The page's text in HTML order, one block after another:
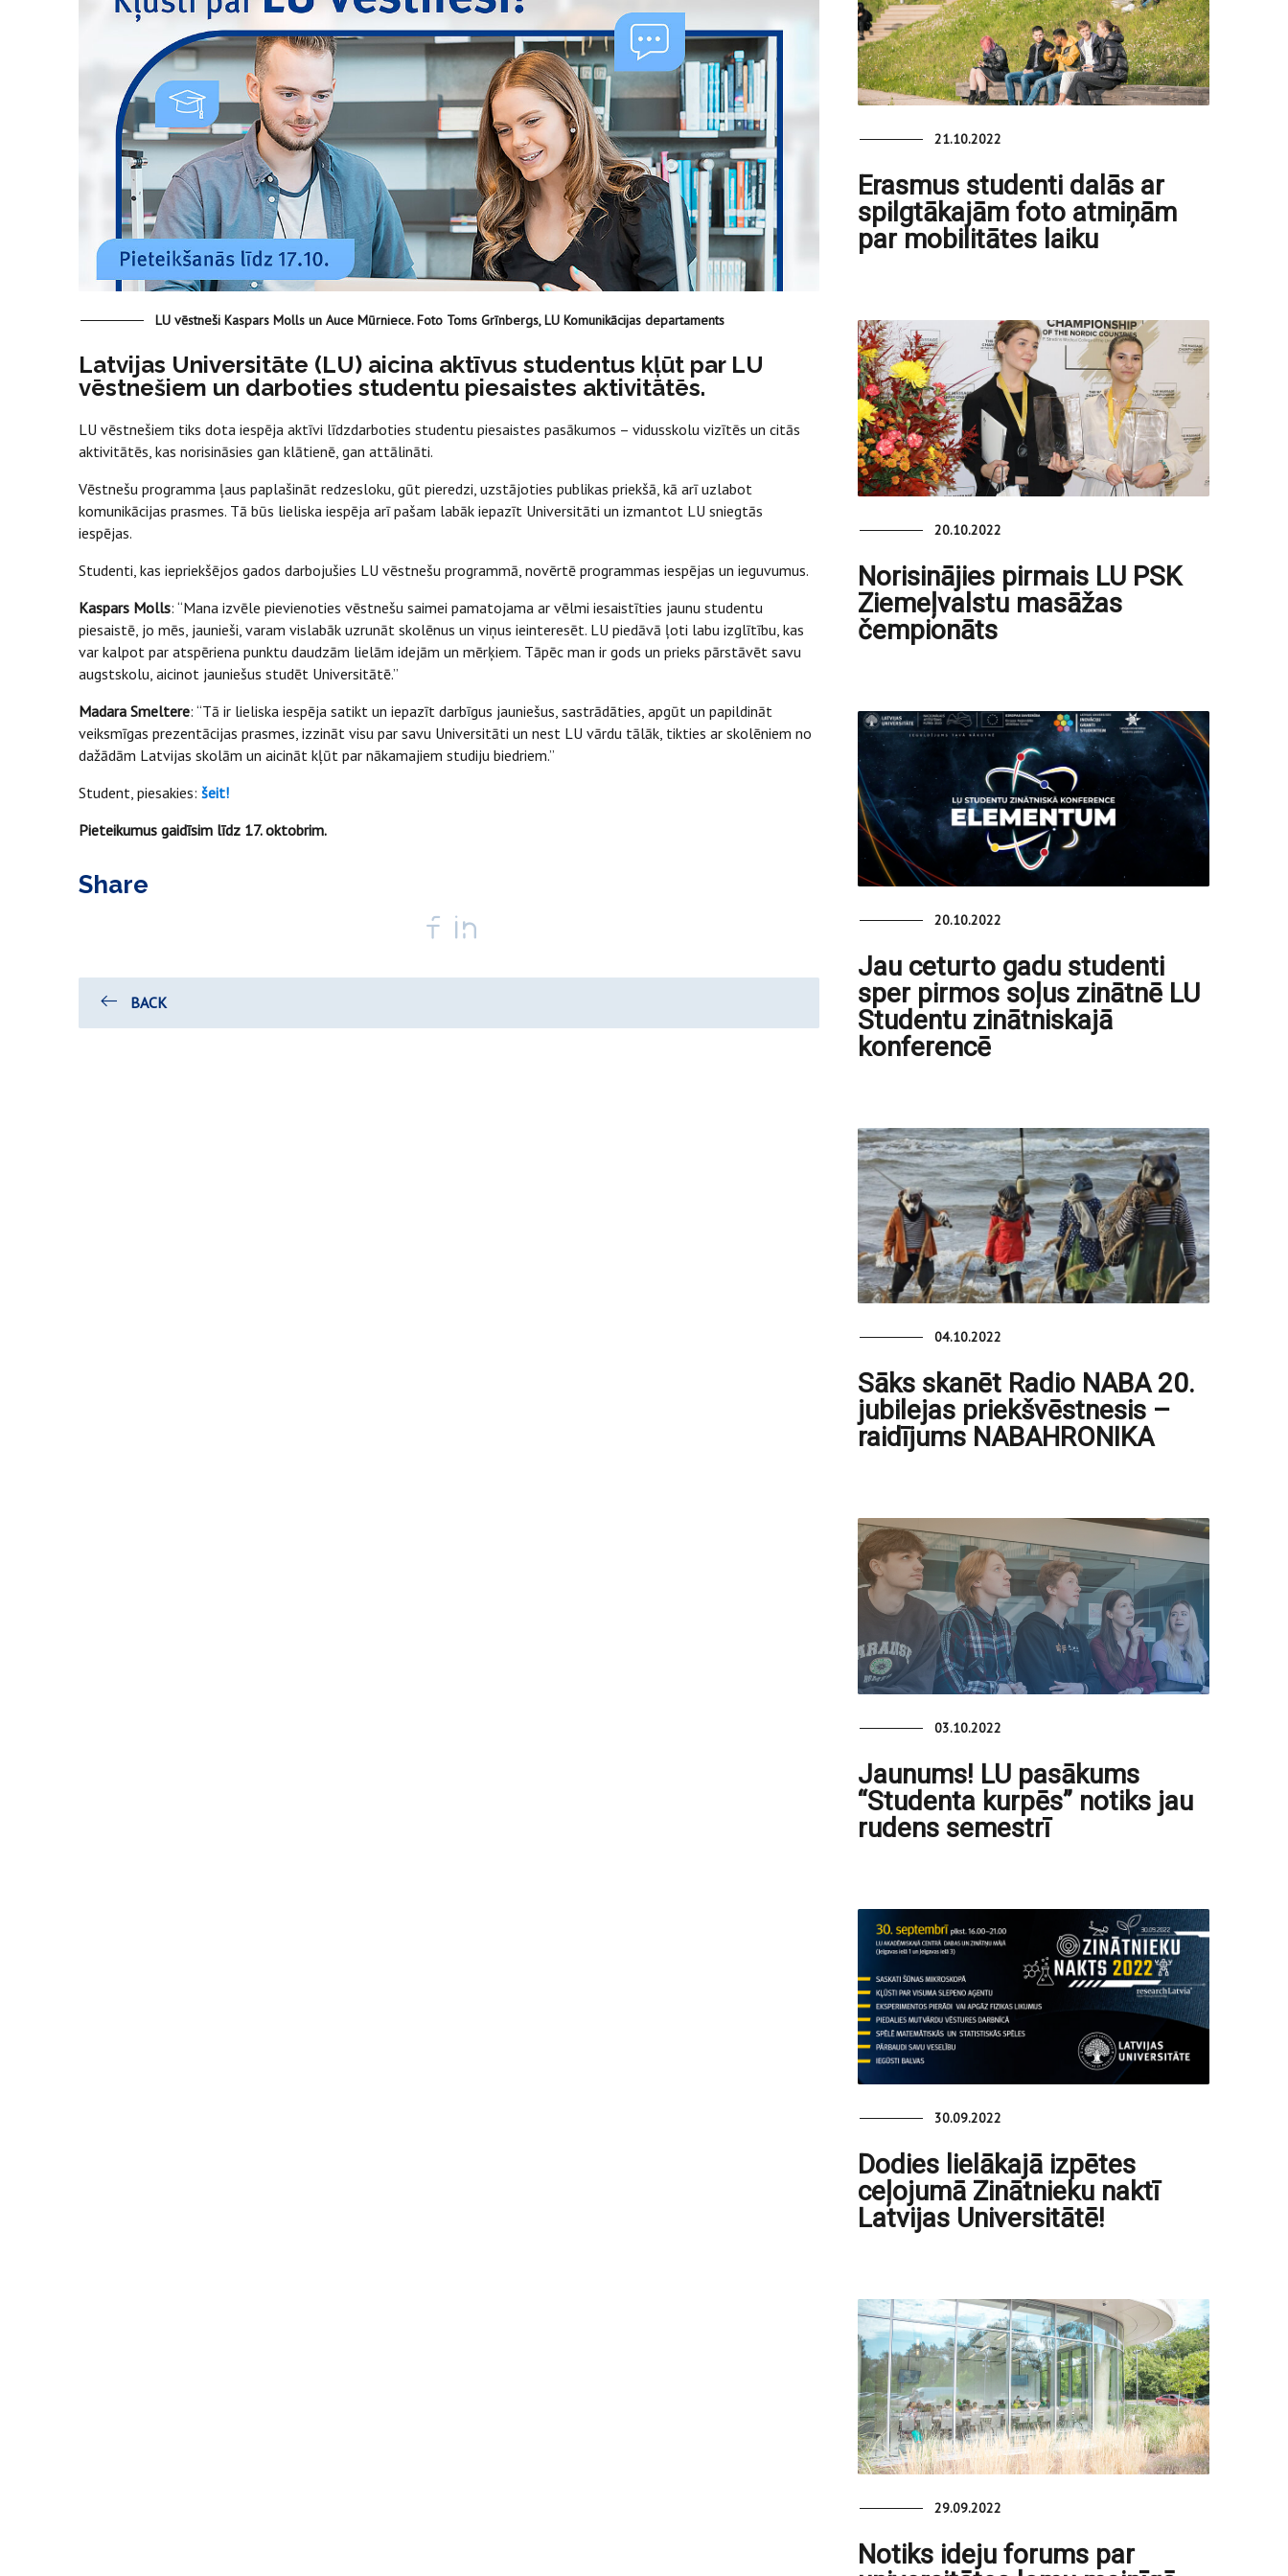
LU vēstneši Kaspars Molls un Auce Mūrniece. Foto Toms Grīnbergs, LU Komunikācijas departaments
Latvijas Universitāte (LU) aicina aktīvus studentus kļūt par LU
vēstnešiem un darboties studentu piesaistes aktivitātēs.
LU vēstnešiem tiks dota iespēja aktīvi līdzdarboties studentu piesaistes pasākumos – vidusskolu vizītēs un citās
aktivitātēs, kas norisināsies gan klātienē, gan attālināti.
Vēstnešu programma ļaus paplašināt redzesloku, gūt pieredzi, uzstājoties publikas priekšā, kā arī uzlabot
komunikācijas prasmes. Tā būs lieliska iespēja arī pašam labāk iepazīt Universitāti un izmantot LU sniegtās
iespējas.
Studenti, kas iepriekšējos gados darbojušies LU vēstnešu programmā, novērtē programmas iespējas un ieguvumus.
Kaspars Molls: “Mana izvēle pievienoties vēstnešu saimei pamatojama ar vēlmi iesaistīties jaunu studentu
piesaistē, jo mēs, jaunieši, varam vislabāk uzrunāt skolēnus un viņus ieinteresēt. LU piedāvā ļoti labu izglītību, kas
var kalpot par atspēriena punktu daudzām lielām idejām un mērķiem. Tāpēc man ir gods un prieks pārstāvēt savu
augstskolu, aicinot jauniešus studēt Universitātē.”
Madara Smeltere: “Tā ir lieliska iespēja satikt un iepazīt darbīgus jauniešus, sastrādāties, apgūt un papildināt
veiksmīgas prezentācijas prasmes, izzināt visu par savu Universitāti un nest LU vārdu tālāk, tikties ar skolēniem no
dažādām Latvijas skolām un aicināt kļūt par nākamajiem studiju biedriem.”
Student, piesakies: šeit!
Pieteikumus gaidīsim līdz 17. oktobrim.
Share
BACK
21.10.2022
Erasmus studenti dalās ar
spilgtākajām foto atmiņām
par mobilitātes laiku
20.10.2022
Norisinājies pirmais LU PSK
Ziemeļvalstu masāžas
čempionāts
20.10.2022
Jau ceturto gadu studenti
sper pirmos soļus zinātnē LU
Studentu zinātniskajā
konferencē
04.10.2022
Sāks skanēt Radio NABA 20.
jubilejas priekšvēstnesis –
raidījums NABAHRONIKA
03.10.2022
Jaunums! LU pasākums
“Studenta kurpēs” notiks jau
rudens semestrī
30.09.2022
Dodies lielākajā izpētes
ceļojumā Zinātnieku naktī
Latvijas Universitātē!
29.09.2022
Notiks ideju forums par